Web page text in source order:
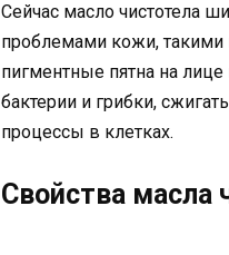
Сейчас масло чистотела
проблемами кожи, такими
пигментные пятна на лице
бактерии и грибки,
процессы в клетках.
Свойства масла